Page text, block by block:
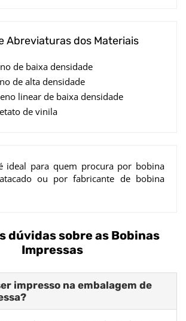
Abreviaturas dos Materiais
de baixa densidade
de alta densidade
linear de baixa densidade
de vinila
ideal para quem procura por bobina
ou por fabricante de bobina
dúvidas sobre as Bobinas
Impressas
impresso na embalagem de